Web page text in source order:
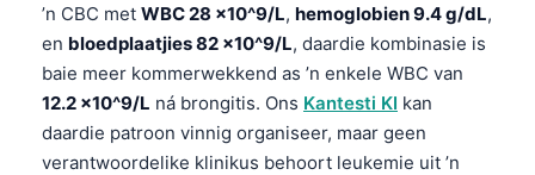
’n CBC met WBC 28 x10^9/L, hemoglobien 9.4 g/dL,
en bloedplaatjies 82 x10^9/L, daardie kombinasie is
baie meer kommerwekkend as ’n enkele WBC van
12.2 x10^9/L ná brongitis. Ons Kantesti KI kan
daardie patroon vinnig organiseer, maar geen
verantwoordelike klinikus behoort leukemie uit ’n